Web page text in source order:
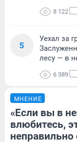
8 122
5
Уехал за
лесу — в
6 389
МНЕНИЕ
«Если вы в
влюбитесь,
неправильно